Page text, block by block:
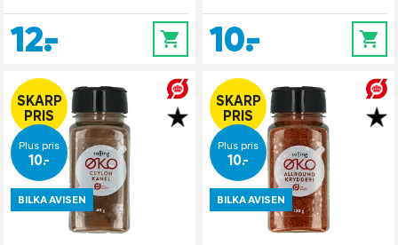
12,- 0 10,- 0
SKARP
PRIS
Plus pris
10,-
BILKA AVISEN
SKARP
PRIS
Plus pris
10,-
BILKA AVISEN